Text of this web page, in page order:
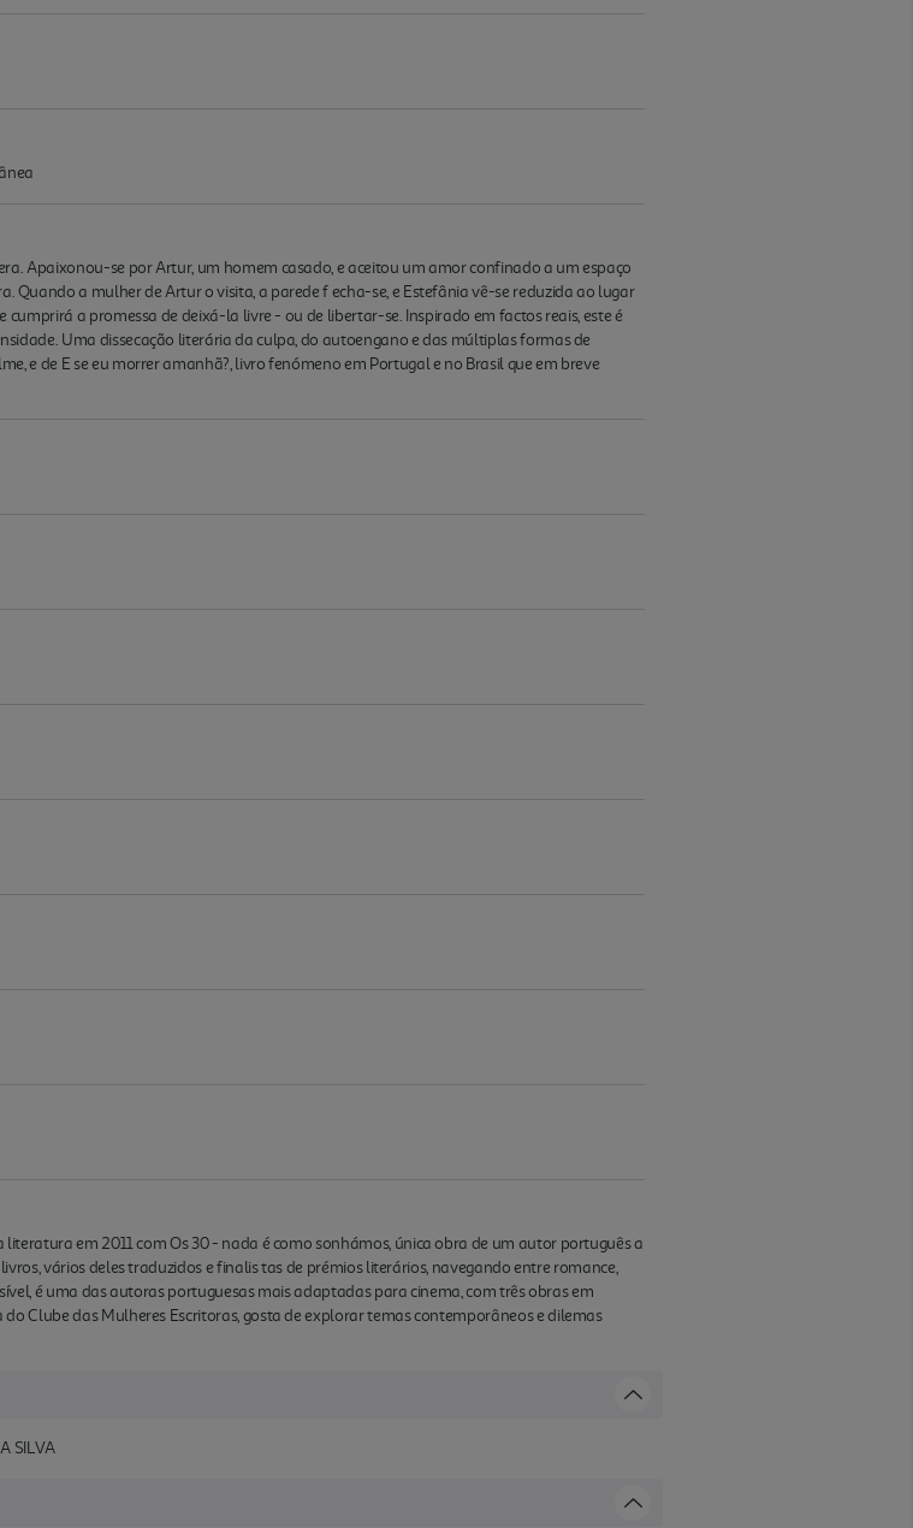
Apaixonou-se por Artur, um homem casado, e aceitou um amor confinado a um espaço
Quando a mulher de Artur o visita, a parede f echa-se, e Estefânia vê-se reduzida ao lugar
a promessa de deixá-la livre - ou de libertar-se. Inspirado em factos reais, este é
Uma dissecação literária da culpa, do autoengano e das múltiplas formas de
e de E se eu morrer amanhã?, livro fenómeno em Portugal e no Brasil que em breve
em 2011 com Os 30 - nada é como sonhámos, única obra de um autor português a
vários deles traduzidos e finalis tas de prémios literários, navegando entre romance,
é uma das autoras portuguesas mais adaptadas para cinema, com três obras em
Clube das Mulheres Escritoras, gosta de explorar temas contemporâneos e dilemas
SILVA